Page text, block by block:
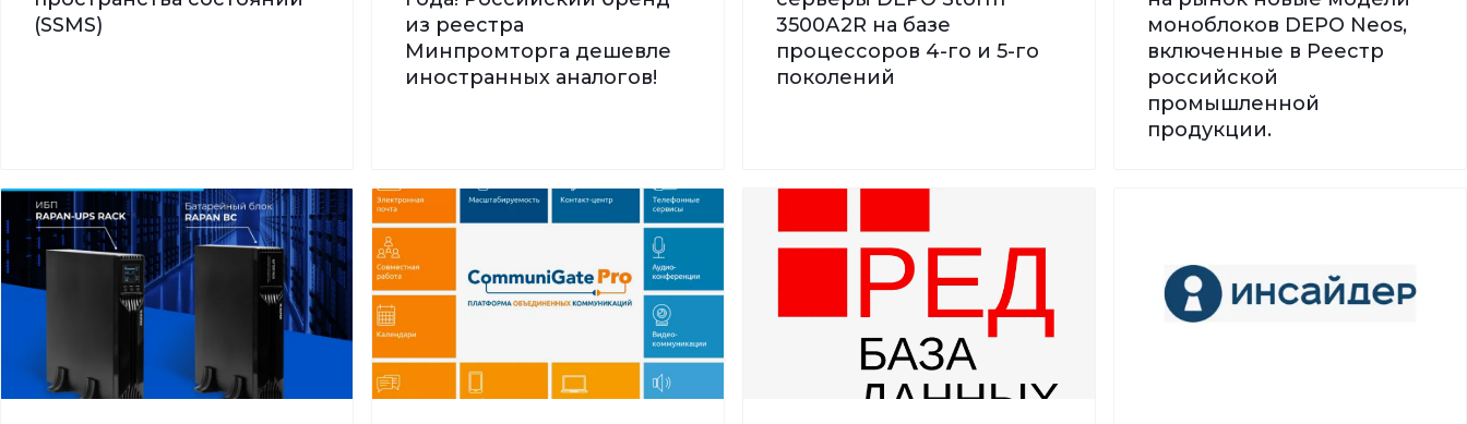
(SSMS)
из реестра
Минпромторга дешевле
иностранных аналогов!
3500А2R на базе
процессоров 4-го и 5-го
поколений
моноблоков DEPO Neos,
включенные в Реестр
российской
промышленной
продукции.